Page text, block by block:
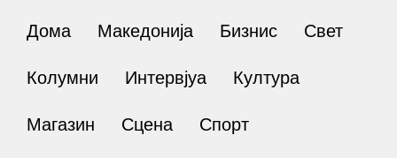
Дома Македонија Бизнис Свет
Колумни Интервјуа Култура
Магазин Сцена Спорт